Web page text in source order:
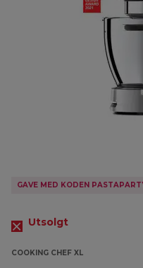
GAVE MED KODEN
Utsolgt
COOKING CHEF XL